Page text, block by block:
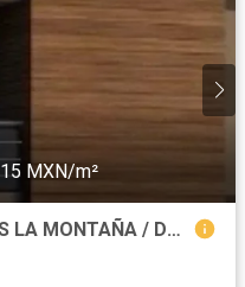
MXN/m²
CASA EN VENTA EN CUMBRES LA MONTAÑA / DOMINIO CUMBRES